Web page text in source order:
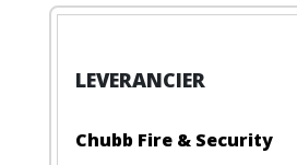
Chubb Fire & Security